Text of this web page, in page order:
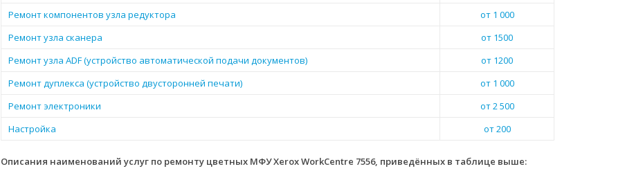
Ремонт компонентов узла редуктора
от 1 000
Ремонт узла сканера
от 1500
Ремонт узла ADF (устройство автоматической подачи документов)
от 1200
Ремонт дуплекса (устройство двусторонней печати)
от 1 000
Ремонт электроники
от 2 500
Настройка
от 200
Описания наименований услуг по ремонту цветных МФУ Xerox WorkCentre 7556, приведённых в таблице выше: